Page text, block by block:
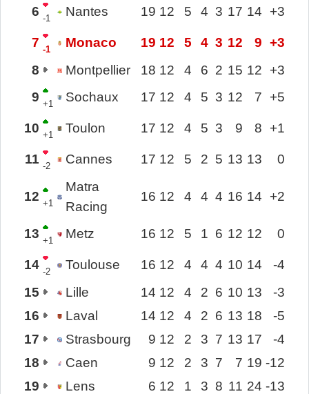
6 -1 Nantes 19 12 5 4 3 17 14 +3
7 -1 Monaco 19 12 5 4 3 12 9 +3
8
Montpellier 18 12 4 6 2 15 12
+3
9 +1 Sochaux 17 12 4 5 3 12 7 +5
10 +1 Toulon 17 12 4 5 3 9 8 +1
11 -2 Cannes 17 12 5 2 5 13 13 0
12 +1
Matra
Racing
16 12 4 4 4 16 14 +2
13 +1 Metz 16 12 5 1 6 12 12 0
14 -2 Toulouse 16 12 4 4 4 10 14
-4
15
Lille 14 12 4 2 6 10 13
-3
16
Laval 14 12 4 2 6 13 18
-5
17
Strasbourg 9 12 2 3 7 13 17
-4
18
Caen 9 12 2 3 7 7 19 -12
19
Lens 6 12 1 3 8 11 24 -13